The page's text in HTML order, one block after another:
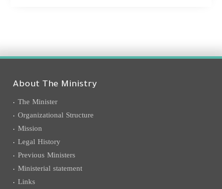
About The Ministry
The Minister
Organizational Structure
Mission
Legal History
Previous Ministers
Ministerial statement
Links